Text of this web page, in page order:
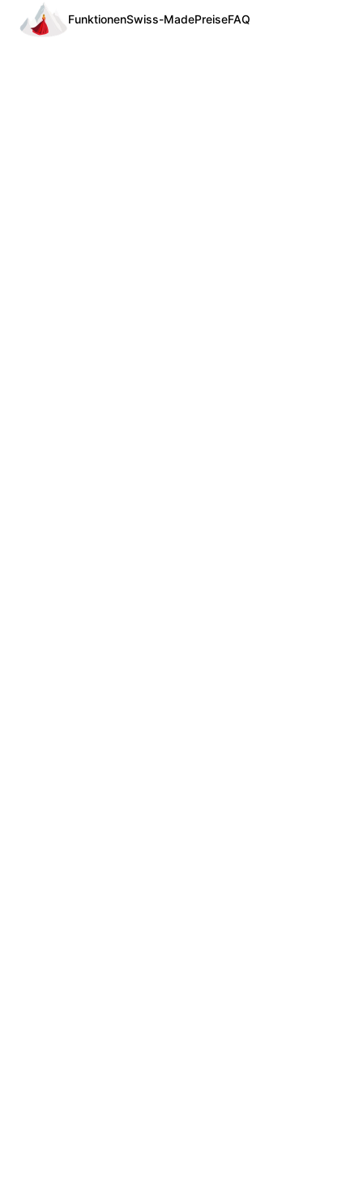
FunktionenSwiss-MadePreiseFAQ